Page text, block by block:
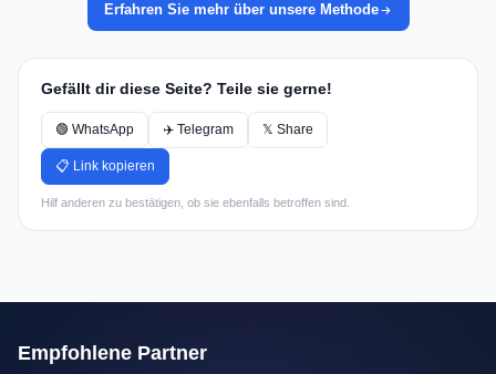
Erfahren Sie mehr über unsere Methode
Gefällt dir diese Seite? Teile sie gerne!
🟢 WhatsApp ✈️ Telegram 𝕏 Share
📋 Link kopieren
Hilf anderen zu bestätigen, ob sie ebenfalls betroffen sind.
Empfohlene Partner